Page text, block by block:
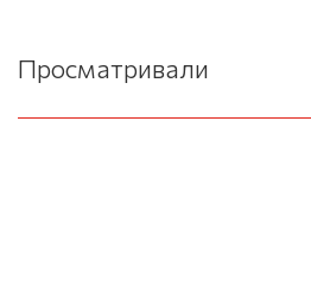
Просматривали